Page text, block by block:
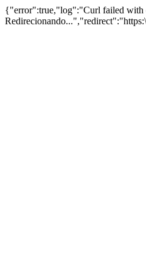
{"error":true,"log":"Curl failed with